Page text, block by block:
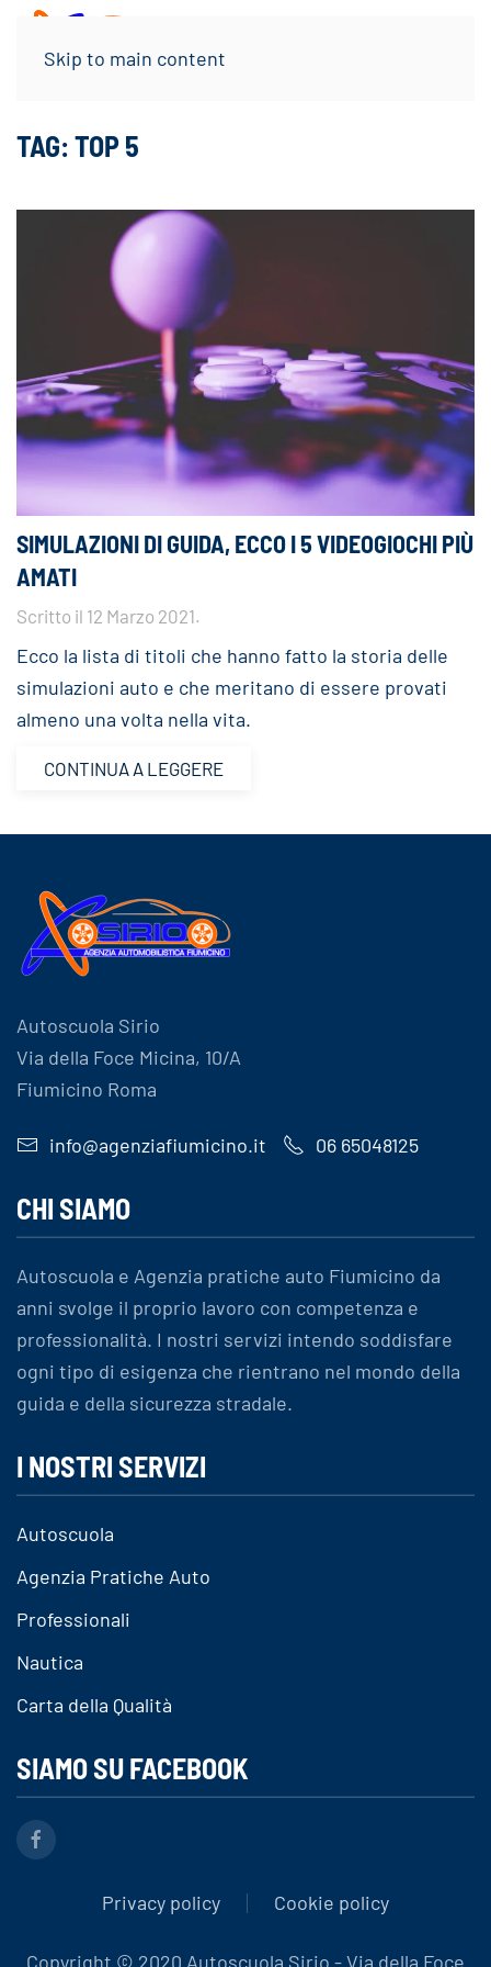
Skip to main content
TAG:TOP 5
SIMULAZIONI DI GUIDA, ECCO I 5 VIDEOGIOCHI PIÙ
AMATI
Scritto il 12 Marzo 2021.
Ecco la lista di titoli che hanno fatto la storia delle
simulazioni auto e che meritano di essere provati
almeno una volta nella vita.
CONTINUA A LEGGERE
Autoscuola Sirio
Via della Foce Micina, 10/A
Fiumicino Roma
info@agenziafiumicino.it 06 65048125
CHI SIAMO
Autoscuola e Agenzia pratiche auto Fiumicino da
anni svolge il proprio lavoro con competenza e
professionalità. I nostri servizi intendo soddisfare
ogni tipo di esigenza che rientrano nel mondo della
guida e della sicurezza stradale.
I NOSTRI SERVIZI
Autoscuola
Agenzia Pratiche Auto
Professionali
Nautica
Carta della Qualità
SIAMO SU FACEBOOK
Privacy policy Cookie policy
Copyright © 2020 Autoscuola Sirio - Via della Foce